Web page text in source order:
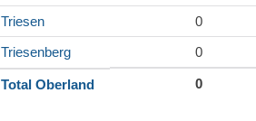
Triesen
0
Triesenberg
0
Total Oberland 0